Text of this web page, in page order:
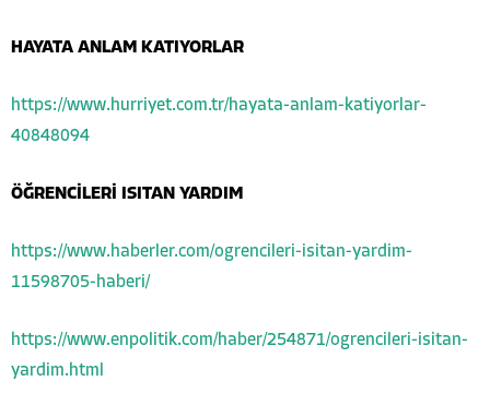
HAYATA ANLAM KATIYORLAR
https://www.hurriyet.com.tr/hayata-anlam-katiyorlar-
40848094
ÖĞRENCİLERİ ISITAN YARDIM
https://www.haberler.com/ogrencileri-isitan-yardim-
11598705-haberi/
https://www.enpolitik.com/haber/254871/ogrencileri-isitan-
yardim.html